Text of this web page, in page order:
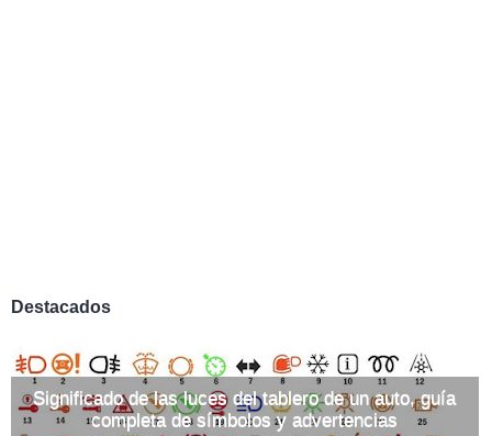
Destacados
Significado de las luces del tablero de un auto, guía
completa de símbolos y advertencias